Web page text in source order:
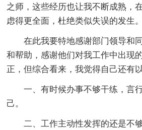
之师，这些经历也让我不断成熟，
虑得更全面，杜绝类似失误的发生。
在此我要特地感谢部门领导和
和帮助，感谢他们对我工作中出现
正，但综合看来，我觉得自己还有
一、有时候办事不够干练，言
己。
二、工作主动性发挥的还是不